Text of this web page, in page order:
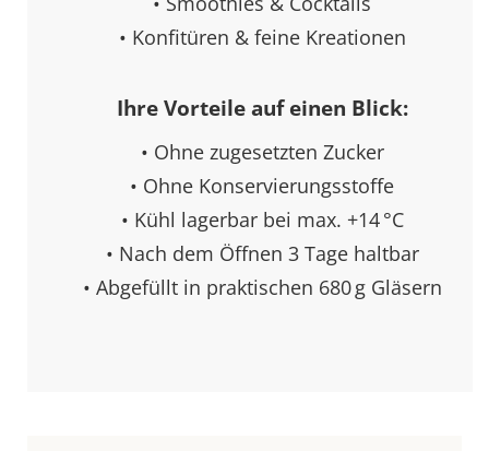
• Konfitüren & feine Kreationen
Ihre Vorteile auf einen Blick:
• Ohne zugesetzten Zucker
• Ohne Konservierungsstoffe
• Kühl lagerbar bei max. +14 °C
• Nach dem Öffnen 3 Tage haltbar
• Abgefüllt in praktischen 680 g Gläsern